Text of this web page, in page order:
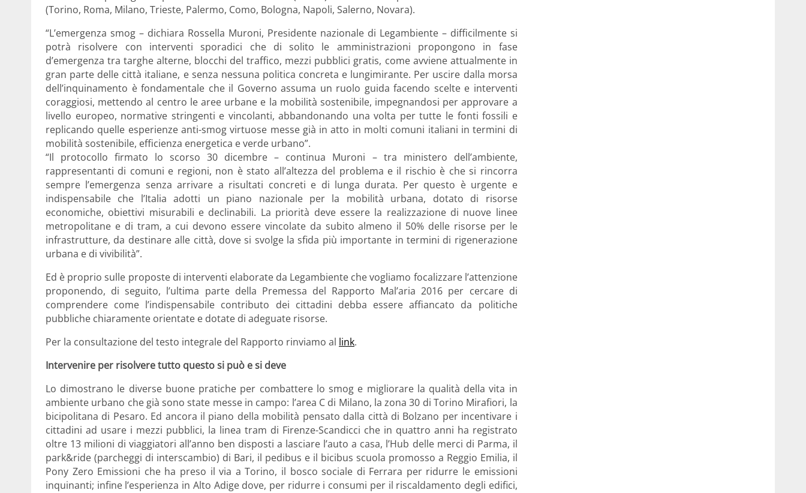
(Torino, Roma, Milano, Trieste, Palermo, Como, Bologna, Napoli, Salerno, Novara).
“L’emergenza smog – dichiara Rossella Muroni, Presidente nazionale di Legambiente – difficilmente si
potrà risolvere con interventi sporadici che di solito le amministrazioni propongono in fase
d’emergenza tra targhe alterne, blocchi del traffico, mezzi pubblici gratis, come avviene attualmente in
gran parte delle città italiane, e senza nessuna politica concreta e lungimirante. Per uscire dalla morsa
dell’inquinamento è fondamentale che il Governo assuma un ruolo guida facendo scelte e interventi
coraggiosi, mettendo al centro le aree urbane e la mobilità sostenibile, impegnandosi per approvare a
livello europeo, normative stringenti e vincolanti, abbandonando una volta per tutte le fonti fossili e
replicando quelle esperienze anti-smog virtuose messe già in atto in molti comuni italiani in termini di
mobilità sostenibile, efficienza energetica e verde urbano”.
“Il protocollo firmato lo scorso 30 dicembre – continua Muroni – tra ministero dell’ambiente,
rappresentanti di comuni e regioni, non è stato all’altezza del problema e il rischio è che si rincorra
sempre l’emergenza senza arrivare a risultati concreti e di lunga durata. Per questo è urgente e
indispensabile che l’Italia adotti un piano nazionale per la mobilità urbana, dotato di risorse
economiche, obiettivi misurabili e declinabili. La priorità deve essere la realizzazione di nuove linee
metropolitane e di tram, a cui devono essere vincolate da subito almeno il 50% delle risorse per le
infrastrutture, da destinare alle città, dove si svolge la sfida più importante in termini di rigenerazione
urbana e di vivibilità”.
Ed è proprio sulle proposte di interventi elaborate da Legambiente che vogliamo focalizzare l’attenzione
proponendo, di seguito, l’ultima parte della Premessa del Rapporto Mal’aria 2016 per cercare di
comprendere come l’indispensabile contributo dei cittadini debba essere affiancato da politiche
pubbliche chiaramente orientate e dotate di adeguate risorse.
Per la consultazione del testo integrale del Rapporto rinviamo al link.
Intervenire per risolvere tutto questo si può e si deve
Lo dimostrano le diverse buone pratiche per combattere lo smog e migliorare la qualità della vita in
ambiente urbano che già sono state messe in campo: l’area C di Milano, la zona 30 di Torino Mirafiori, la
bicipolitana di Pesaro. Ed ancora il piano della mobilità pensato dalla città di Bolzano per incentivare i
cittadini ad usare i mezzi pubblici, la linea tram di Firenze-Scandicci che in quattro anni ha registrato
oltre 13 milioni di viaggiatori all’anno ben disposti a lasciare l’auto a casa, l’Hub delle merci di Parma, il
park&ride (parcheggi di interscambio) di Bari, il pedibus e il bicibus scuola promosso a Reggio Emilia, il
Pony Zero Emissioni che ha preso il via a Torino, il bosco sociale di Ferrara per ridurre le emissioni
inquinanti; infine l’esperienza in Alto Adige dove, per ridurre i consumi per il riscaldamento degli edifici,